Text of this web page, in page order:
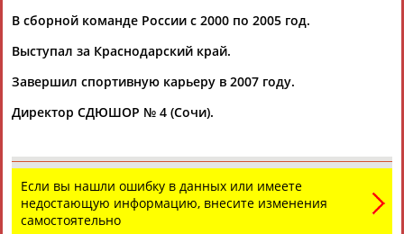
Мужская сборная России выступит на ЧЕ-2005 по тяжелой
атлетике в Болгарии экспериментальным составом
... В Софии также выступит штангист из резервного состава
показал...
20.04.2005
...кг), Юрий Мышковец (Санкт-Петербург - Чебоксары, до 85
(Москва, до...
(Проект: Информационное агентство СТАДИОН)
14.04.2003
В сборной команде России с 2000 по 2005 год.
Выступал за Краснодарский край.
Завершил спортивную карьеру в 2007 году.
Директор СДЮШОР № 4 (Сочи).
Если вы нашли ошибку в данных или имеете
недостающую информацию, внесите изменения
самостоятельно